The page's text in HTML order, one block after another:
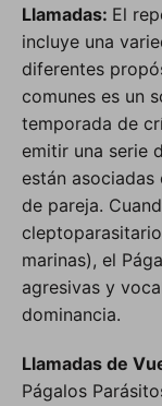
Llamadas: El
incluye una
diferentes
comunes es un
temporada de
emitir una serie
están
de pareja.
marinas), el
agresivas y
dominancia.
Llamadas de
Págalos